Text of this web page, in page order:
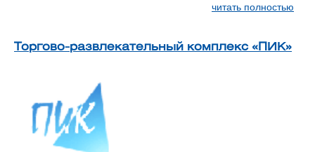
читать полностью
Торгово-развлекательный комплекс «ПИК»